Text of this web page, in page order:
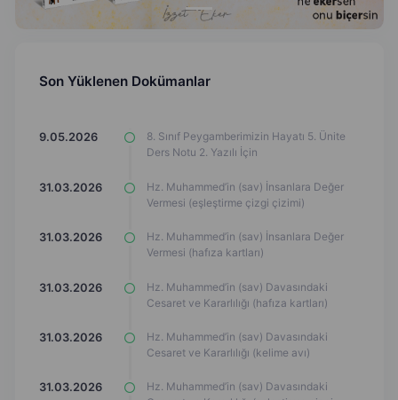
Son Yüklenen Dokümanlar
9.05.2026
8. Sınıf Peygamberimizin Hayatı 5. Ünite
Ders Notu 2. Yazılı İçin
31.03.2026
Hz. Muhammed’in (sav) İnsanlara Değer
Vermesi (eşleştirme çizgi çizimi)
31.03.2026
Hz. Muhammed’in (sav) İnsanlara Değer
Vermesi (hafıza kartları)
31.03.2026
Hz. Muhammed’in (sav) Davasındaki
Cesaret ve Kararlılığı (hafıza kartları)
31.03.2026
Hz. Muhammed’in (sav) Davasındaki
Cesaret ve Kararlılığı (kelime avı)
31.03.2026
Hz. Muhammed’in (sav) Davasındaki